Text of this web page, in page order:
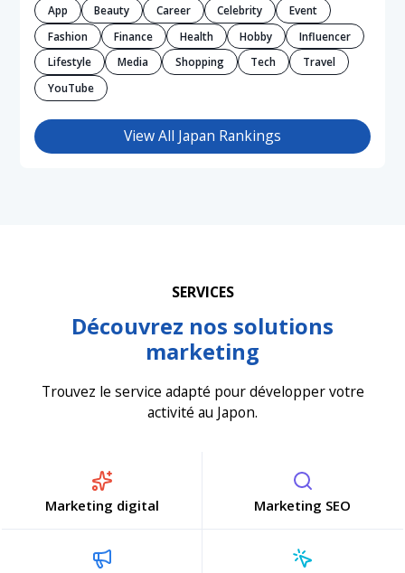
App Beauty Career Celebrity
Event
Fashion
Finance Health Hobby
Influencer
Lifestyle
Media Shopping Tech
Travel
YouTube
View All Japan Rankings
SERVICES
Découvrez nos solutions
marketing
Trouvez le service adapté pour développer votre
activité au Japon.
Marketing digital Marketing SEO